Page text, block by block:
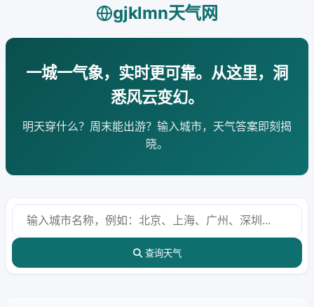
gjklmn天气网
一城一气象，实时更可靠。从这里，洞
悉风云变幻。
明天穿什么？周末能出游？输入城市，天气答案即刻揭
晓。
查询天气